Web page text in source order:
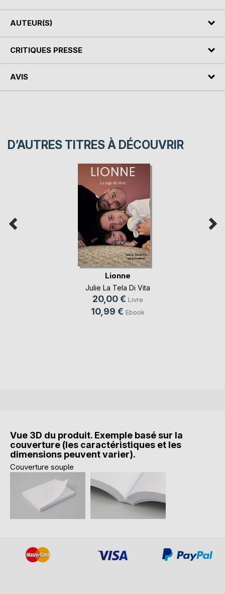
AUTEUR(S)
CRITIQUES PRESSE
AVIS
D’AUTRES TITRES À DÉCOUVRIR
Lionne
Julie La Tela Di Vita
20,00 € Livre
10,99 € Ebook
Vue 3D du produit. Exemple basé sur la
couverture (les caractéristiques et les
dimensions peuvent varier).
Couverture souple